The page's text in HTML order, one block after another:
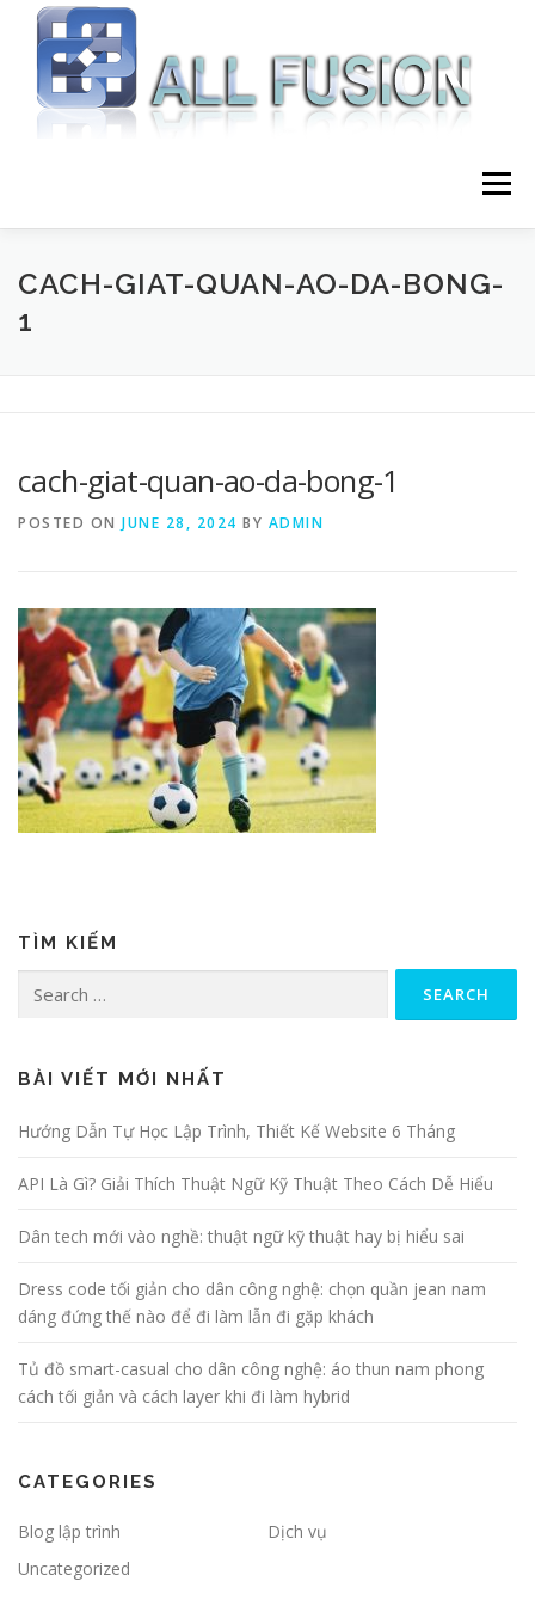
Skip to content
Menu
HOME GIỚI THIỆU DỊCH VỤ
CACH-GIAT-QUAN-AO-DA-BONG-
1
cach-giat-quan-ao-da-bong-1
POSTED ON JUNE 28, 2024 BY ADMIN
TÌM KIẾM
BÀI VIẾT MỚI NHẤT
Hướng Dẫn Tự Học Lập Trình, Thiết Kế Website 6 Tháng
API Là Gì? Giải Thích Thuật Ngữ Kỹ Thuật Theo Cách Dễ Hiểu
Dân tech mới vào nghề: thuật ngữ kỹ thuật hay bị hiểu sai
Dress code tối giản cho dân công nghệ: chọn quần jean nam
dáng đứng thế nào để đi làm lẫn đi gặp khách
Tủ đồ smart-casual cho dân công nghệ: áo thun nam phong
cách tối giản và cách layer khi đi làm hybrid
CATEGORIES
Blog lập trình
Dịch vụ
Uncategorized